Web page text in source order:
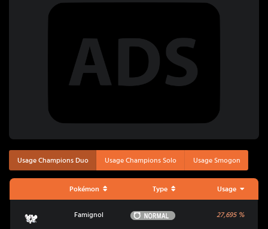
Usage Champions Duo Usage Champions Solo Usage Smogon
Pokémon Type Usage
Famignol Normal 27,695%